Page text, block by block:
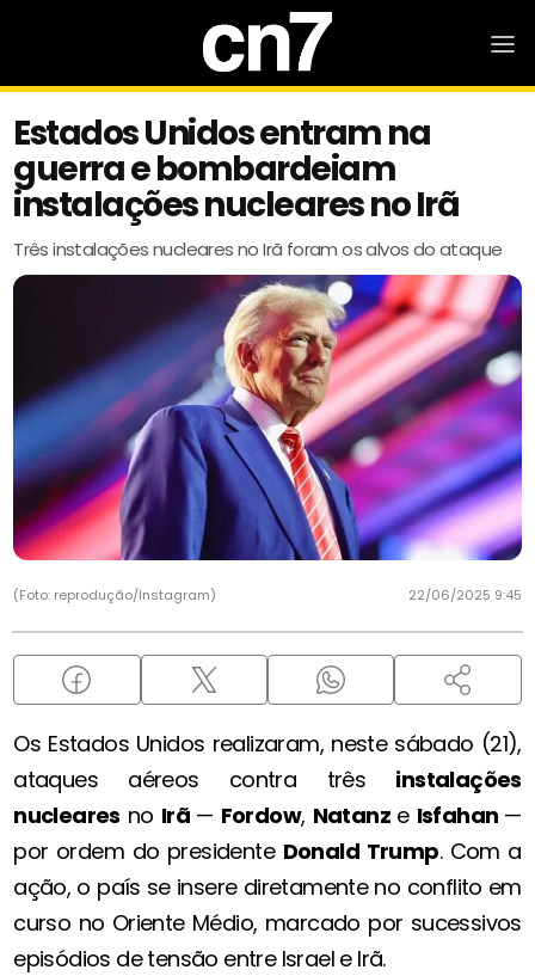
Estados Unidos entram na
guerra e bombardeiam
instalações nucleares no Irã
Três instalações nucleares no Irã foram os alvos do ataque
(Foto: reprodução/Instagram) 22/06/2025 9:45
Os Estados Unidos realizaram, neste sábado (21),
ataques aéreos contra três instalações
nucleares no Irã — Fordow, Natanz e Isfahan —
por ordem do presidente Donald Trump. Com a
ação, o país se insere diretamente no conflito em
curso no Oriente Médio, marcado por sucessivos
episódios de tensão entre Israel e Irã.